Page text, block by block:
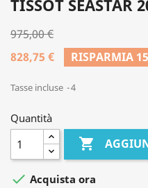
TISSOT SEASTAR
975,00 €
828,75 €
RISPARMIA
Tasse incluse 4
Quantità

 Acquista ora